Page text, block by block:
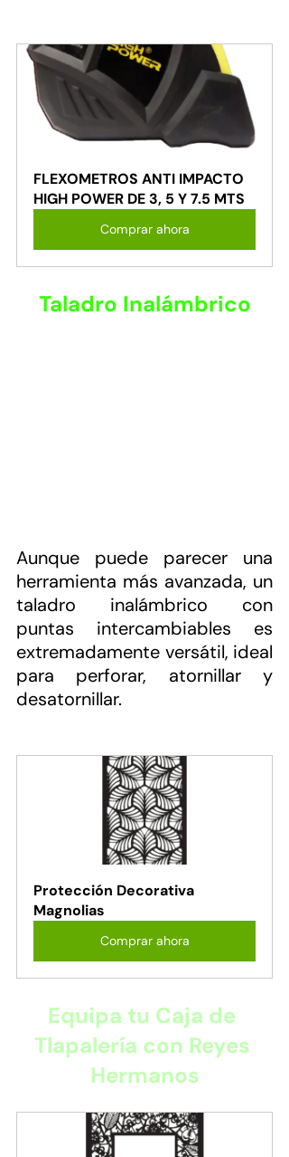
FLEXOMETROS ANTI IMPACTO
HIGH POWER DE 3, 5 Y 7.5 MTS
Comprar ahora
Taladro Inalámbrico
Aunque puede parecer una
herramienta más avanzada, un
taladro inalámbrico con
puntas intercambiables es
extremadamente versátil, ideal
para perforar, atornillar y
desatornillar.
Protección Decorativa
Magnolias
Comprar ahora
Equipa tu Caja de
Tlapalería con Reyes
Hermanos